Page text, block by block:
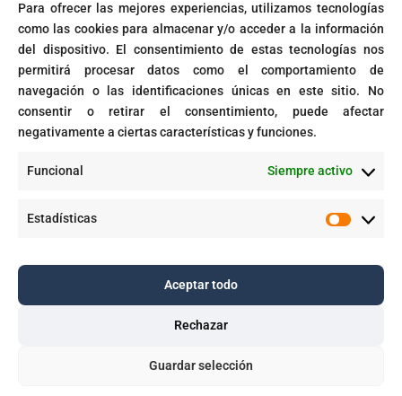
Para ofrecer las mejores experiencias, utilizamos tecnologías
como las cookies para almacenar y/o acceder a la información
del dispositivo. El consentimiento de estas tecnologías nos
permitirá procesar datos como el comportamiento de
navegación o las identificaciones únicas en este sitio. No
consentir o retirar el consentimiento, puede afectar
negativamente a ciertas características y funciones.
Funcional Siempre activo
Estadísticas
Aceptar todo
Rechazar
Guardar selección
Microsoft activará automáticamente políticas de acceso
condicional
Fin del soporte para Windows 10
Corte prohíbe Zero Rating en Colombia
Recent Comments
GPT-5 en Microsoft 365 Copilot - Dawingen
Copyright © 2025. Todos los derechos reservados |
Dawing S.A.S.
 